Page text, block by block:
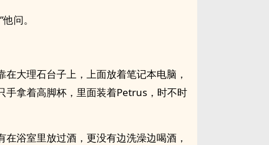
问。
大理石台子上，上面放着笔记本电脑，
手拿着高脚杯，里面装着Petrus，时不时
浴室里放过酒，更没有边洗澡边喝酒，